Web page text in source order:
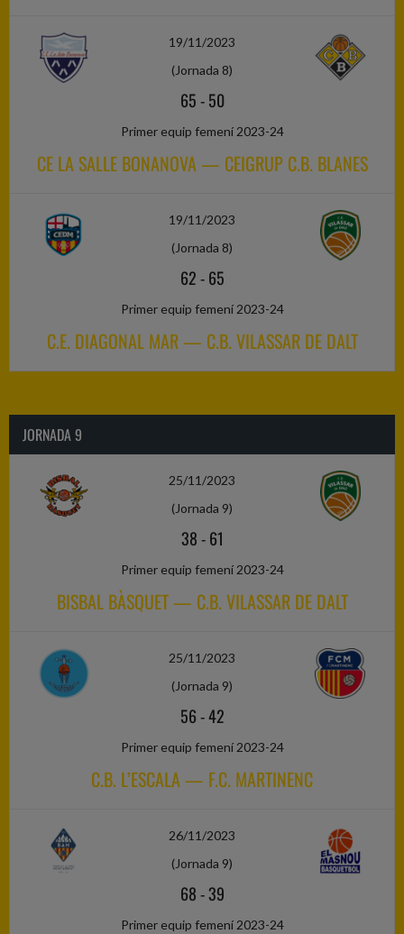
19/11/2023
(Jornada 8)
65-50
Primer equip femení 2023-24
CE LA SALLE BONANOVA — CEIGRUP C.B. BLANES
19/11/2023
(Jornada 8)
62-65
Primer equip femení 2023-24
C.E. DIAGONAL MAR — C.B. VILASSAR DE DALT
JORNADA 9
25/11/2023
(Jornada 9)
38-61
Primer equip femení 2023-24
BISBAL BÀSQUET — C.B. VILASSAR DE DALT
25/11/2023
(Jornada 9)
56-42
Primer equip femení 2023-24
C.B. L’ESCALA — F.C. MARTINENC
26/11/2023
(Jornada 9)
68-39
Primer equip femení 2023-24